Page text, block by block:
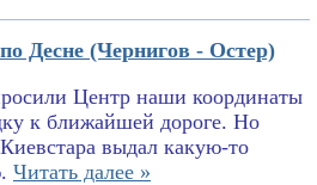
Десне (Чернигов - Остер)
Центр наши координаты
к ближайшей дороге. Но
выдал какую-то
Читать далее »